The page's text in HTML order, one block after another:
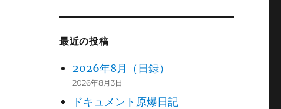
最近の投稿
2026年8月（日録）
2026年8月3日
ドキュメント原爆日記